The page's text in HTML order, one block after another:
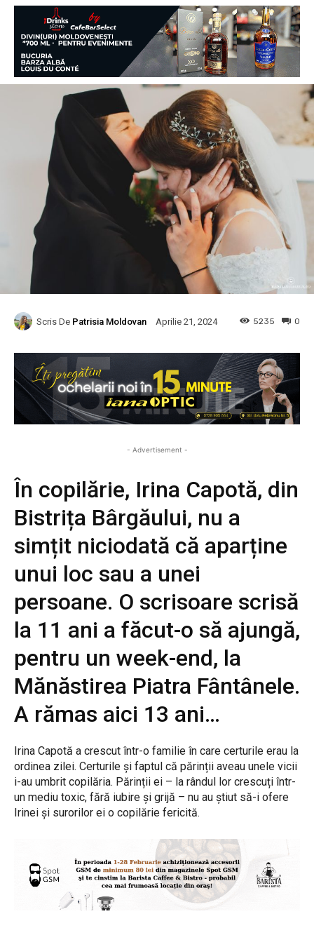
Scris De Patrisia Moldovan Aprilie 21, 2024 0
5235
- Advertisement -
În copilărie, Irina Capotă, din
Bistrița Bârgăului, nu a
simțit niciodată că aparține
unui loc sau a unei
persoane. O scrisoare scrisă
la 11 ani a făcut-o să ajungă,
pentru un week-end, la
Mănăstirea Piatra Fântânele.
A rămas aici 13 ani…
Irina Capotă a crescut într-o familie în care certurile erau la
ordinea zilei. Certurile și faptul că părinții aveau unele vicii
i-au umbrit copilăria. Părinții ei – la rândul lor crescuți într-
un mediu toxic, fără iubire și grijă – nu au știut să-i ofere
Irinei și surorilor ei o copilărie fericită.